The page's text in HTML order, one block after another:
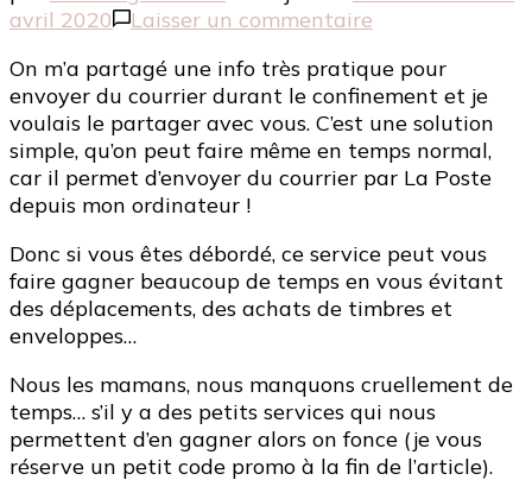
avril 2020
Laisser un commentaire
:
Comment
envoyer
du
courrier
confinement
?
On m’a partagé une info très pratique pour
envoyer du courrier durant le confinement et je
voulais le partager avec vous. C’est une solution
simple, qu’on peut faire même en temps normal,
car il permet d’envoyer du courrier par La Poste
depuis mon ordinateur !
Donc si vous êtes débordé, ce service peut vous
faire gagner beaucoup de temps en vous évitant
des déplacements, des achats de timbres et
enveloppes…
Nous les mamans, nous manquons cruellement de
temps… s’il y a des petits services qui nous
permettent d’en gagner alors on fonce (je vous
réserve un petit code promo à la fin de l’article).